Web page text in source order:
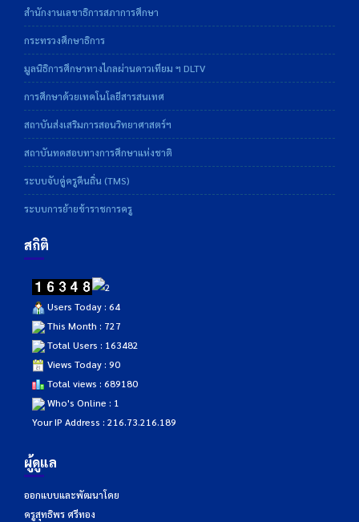
สำนักงานเลขาธิการสภาการศึกษา
กระทรวงศึกษาธิการ
มูลนิธิการศึกษาทางไกลผ่านดาวเทียม ฯ DLTV
การศึกษาด้วยเทคโนโลยีสารสนเทศ
สถาบันส่งเสริมการสอนวิทยาศาสตร์ฯ
สถาบันทดสอบทางการศึกษาแห่งชาติ
ระบบจับคู่ครูคืนถิ่น (TMS)
ระบบการย้ายข้าราชการครู
สถิติ
Users Today : 64
This Month : 727
Total Users : 163482
Views Today : 90
Total views : 689180
Who's Online : 1
Your IP Address : 216.73.216.189
ผู้ดูแล
ออกแบบและพัฒนาโดย
ครูสุทธิพร ศรีทอง